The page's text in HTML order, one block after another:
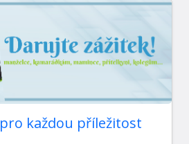
každou příležitost